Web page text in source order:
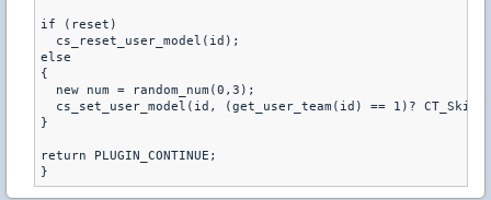
if (reset)
  cs_reset_user_model(id);
else
{
  new num = random_num(0,3);
cs_set_user_model(id, (get_user_team(id) == 1)?
}
return PLUGIN_CONTINUE;